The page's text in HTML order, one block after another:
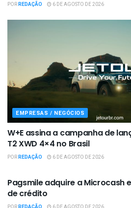
PORREDAÇÃO 6 DE AGOSTO DE 2026
EMPRESAS / NEGÓCIOS
W+E assina a campanha de
T2 XWD 4×4 no Brasil
PORREDAÇÃO 6 DE AGOSTO DE 2026
Pagsmile adquire a Microcash
de crédito